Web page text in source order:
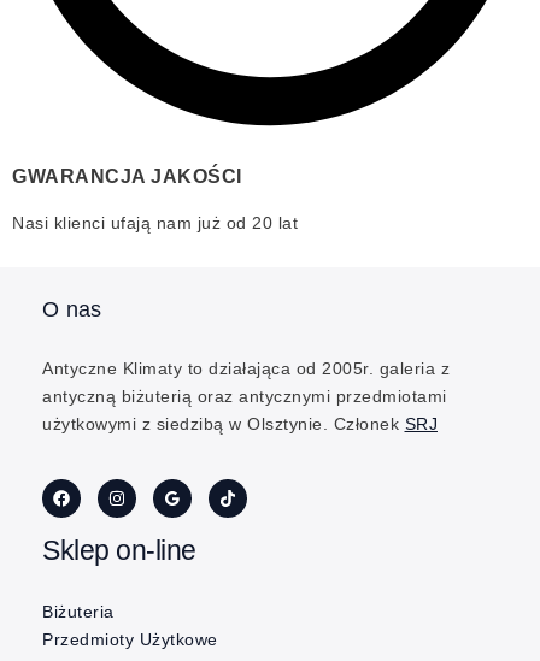
GWARANCJA JAKOŚCI
Nasi klienci ufają nam już od 20 lat
O nas
Antyczne Klimaty to działająca od 2005r. galeria z
antyczną biżuterią oraz antycznymi przedmiotami
użytkowymi z siedzibą w Olsztynie. Członek SRJ
Sklep on-line
Biżuteria
Przedmioty Użytkowe